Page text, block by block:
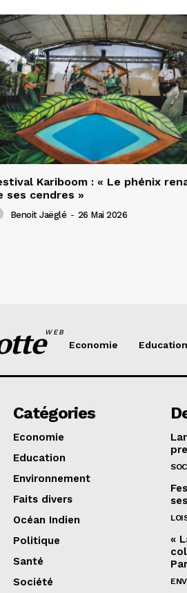
Kariboom : « Le phénix
ses cendres »
Benoit Jaëglé - 26 Mai 2026
WEB
Economie Education
Catégories
Economie
Education
Environnement
Faits divers
Océan Indien
Politique
Santé
Société
«